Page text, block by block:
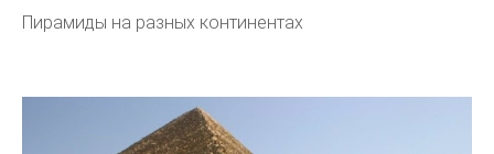
Пирамиды на разных континентах